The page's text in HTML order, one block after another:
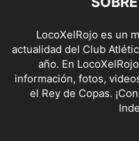
LocoXelRojo es un
actualidad del Club
año. En
información, fotos,
el Rey de Copas.